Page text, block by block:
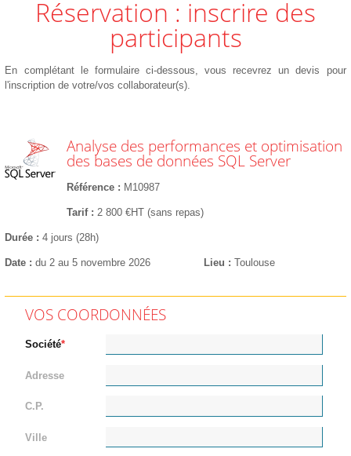
Réservation : inscrire des
participants
En complétant le formulaire ci-dessous, vous recevrez un devis pour
l'inscription de votre/vos collaborateur(s).
Analyse des performances et optimisation
des bases de données SQL Server
Référence M10987
Tarif 2 800 €HT (sans repas)
Durée 4 jours (28h)
Date du 2 au 5 novembre 2026 Lieu Toulouse
VOS COORDONNÉES
Société
Adresse
C.P.
Ville